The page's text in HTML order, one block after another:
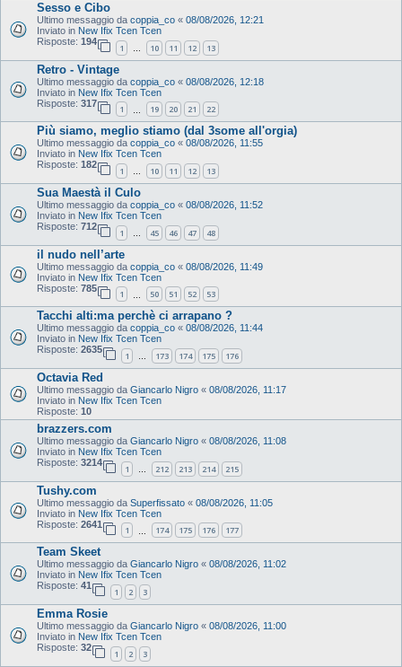
Sesso e Cibo
Ultimo messaggio da coppia_co « 08/08/2026, 12:21
Inviato in New Ifix Tcen Tcen
Risposte: 194
1 … 10 11 12 13
Retro - Vintage
Ultimo messaggio da coppia_co « 08/08/2026, 12:18
Inviato in New Ifix Tcen Tcen
Risposte: 317
1 19 20 21 22
Più siamo, meglio stiamo (dal 3some all'orgia)
Ultimo messaggio da coppia_co « 08/08/2026, 11:55
Inviato in New Ifix Tcen Tcen
Risposte: 182
1 … 10 11 12 13
Sua Maestà il Culo
Ultimo messaggio da coppia_co « 08/08/2026, 11:52
Inviato in New Ifix Tcen Tcen
Risposte: 712
1 … 45 46 47 48
il nudo nell’arte
Ultimo messaggio da coppia_co « 08/08/2026, 11:49
Inviato in New Ifix Tcen Tcen
Risposte: 785
1 50 51 52 53
Tacchi alti:ma perchè ci arrapano ?
Ultimo messaggio da coppia_co « 08/08/2026, 11:44
Inviato in New Ifix Tcen Tcen
Risposte: 2635
1 … 173 174 175 176
Octavia Red
Ultimo messaggio da Giancarlo Nigro « 08/08/2026, 11:17
Inviato in New Ifix Tcen Tcen
Risposte: 10
brazzers.com
Ultimo messaggio da Giancarlo Nigro « 08/08/2026, 11:08
Inviato in New Ifix Tcen Tcen
Risposte: 3214
1 … 212 213 214 215
Tushy.com
Ultimo messaggio da Superfissato « 08/08/2026, 11:05
Inviato in New Ifix Tcen Tcen
Risposte: 2641
1 174 175 176 177
Team Skeet
Ultimo messaggio da Giancarlo Nigro « 08/08/2026, 11:02
Inviato in New Ifix Tcen Tcen
Risposte: 41
1 2 3
Emma Rosie
Ultimo messaggio da Giancarlo Nigro « 08/08/2026, 11:00
Inviato in New Ifix Tcen Tcen
Risposte: 32
1 2 3